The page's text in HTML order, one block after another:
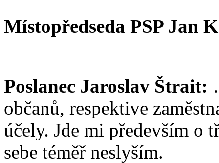
Místopředseda PSP Jan
Poslanec Jaroslav Štrait:
občanů, respektive
účely. Jde mi především o
sebe téměř neslyším.